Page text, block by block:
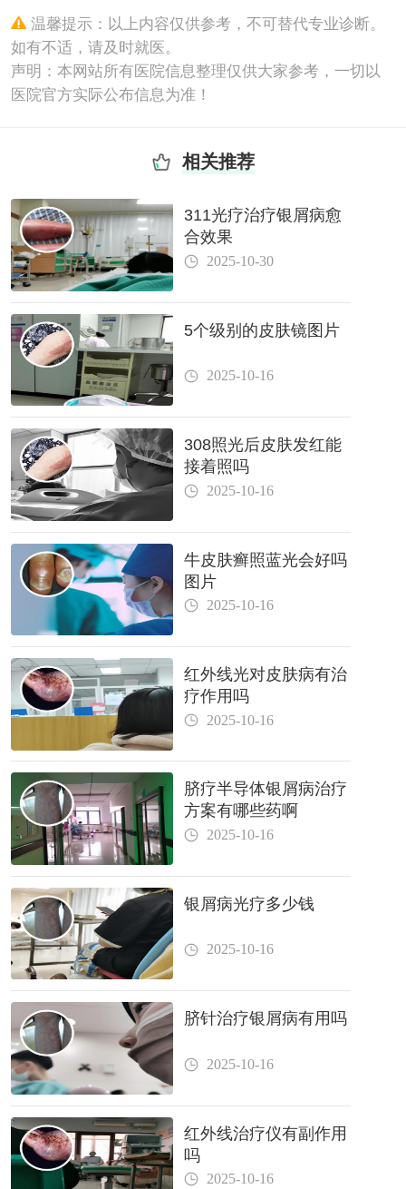
温馨提示：以上内容仅供参考，不可替代专业诊断。
如有不适，请及时就医。
声明：本网站所有医院信息整理仅供大家参考，一切以
医院官方实际公布信息为准！
相关推荐
311光疗治疗银屑病愈
合效果
2025-10-30
5个级别的皮肤镜图片
2025-10-16
308照光后皮肤发红能
接着照吗
2025-10-16
牛皮肤癣照蓝光会好吗
图片
2025-10-16
红外线光对皮肤病有治
疗作用吗
2025-10-16
脐疗半导体银屑病治疗
方案有哪些药啊
2025-10-16
银屑病光疗多少钱
2025-10-16
脐针治疗银屑病有用吗
2025-10-16
红外线治疗仪有副作用
吗
2025-10-16